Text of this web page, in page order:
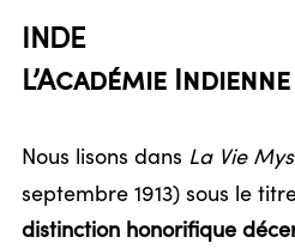
INDE
L’Académie
Nous lisons dans La Vie
septembre 1913) sous le
distinction honorifique